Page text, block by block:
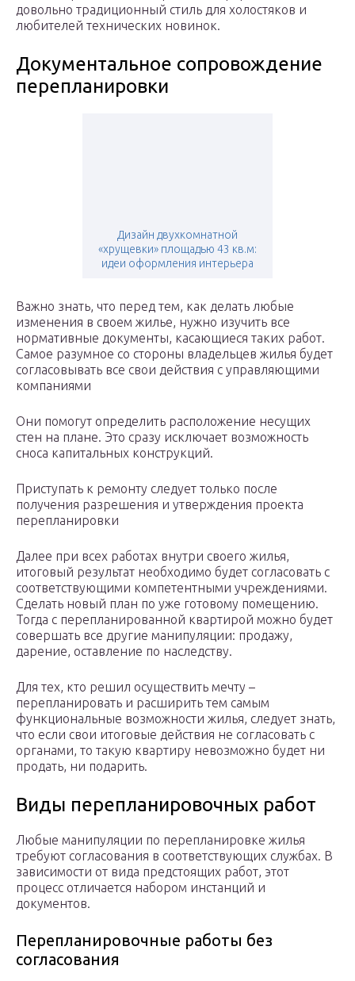
довольно традиционный стиль для холостяков и
любителей технических новинок.
Документальное сопровождение
перепланировки
Дизайн двухкомнатной
«хрущевки» площадью 43 кв.м:
идеи оформления интерьера
Важно знать, что перед тем, как делать любые
изменения в своем жилье, нужно изучить все
нормативные документы, касающиеся таких работ.
Самое разумное со стороны владельцев жилья будет
согласовывать все свои действия с управляющими
компаниями
Они помогут определить расположение несущих
стен на плане. Это сразу исключает возможность
сноса капитальных конструкций.
Приступать к ремонту следует только после
получения разрешения и утверждения проекта
перепланировки
Далее при всех работах внутри своего жилья,
итоговый результат необходимо будет согласовать с
соответствующими компетентными учреждениями.
Сделать новый план по уже готовому помещению.
Тогда с перепланированной квартирой можно будет
совершать все другие манипуляции: продажу,
дарение, оставление по наследству.
Для тех, кто решил осуществить мечту –
перепланировать и расширить тем самым
функциональные возможности жилья, следует знать,
что если свои итоговые действия не согласовать с
органами, то такую квартиру невозможно будет ни
продать, ни подарить.
Виды перепланировочных работ
Любые манипуляции по перепланировке жилья
требуют согласования в соответствующих службах. В
зависимости от вида предстоящих работ, этот
процесс отличается набором инстанций и
документов.
Перепланировочные работы без
согласования